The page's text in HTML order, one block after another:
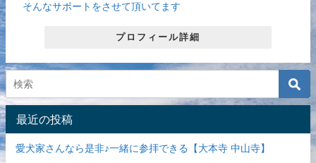
そんなサポートをさせて頂いてます
プロフィール詳細
最近の投稿
愛犬家さんなら是非♪一緒に参拝できる【大本寺 中山寺】